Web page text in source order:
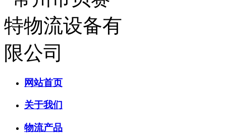
网站首页
关于我们
物流产品